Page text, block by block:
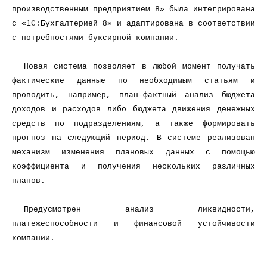
производственным предприятием 8» была интегрирована
с «1С:Бухгалтерией 8» и адаптирована в соответствии
с потребностями буксирной компании.
Новая система позволяет в любой момент получать
фактические данные по необходимым статьям и
проводить, например, план-фактный анализ бюджета
доходов и расходов либо бюджета движения денежных
средств по подразделениям, а также формировать
прогноз на следующий период. В системе реализован
механизм изменения плановых данных с помощью
коэффициента и получения нескольких различных
планов.
Предусмотрен анализ ликвидности,
платежеспособности и финансовой устойчивости
компании.